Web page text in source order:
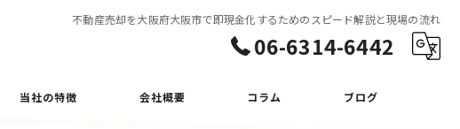
不動産売却を大阪府大阪市で即現金化するためのスピード解説と現場の流れ
06-6314-6442
当社の特徴 会社概要 コラム ブログ